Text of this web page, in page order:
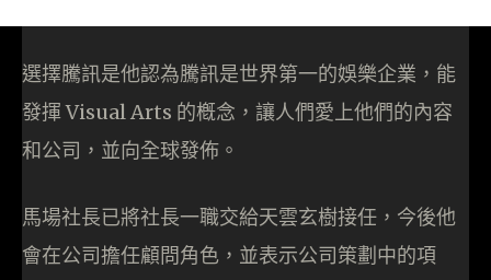
選擇騰訊是他認為騰訊是世界第一的娛樂企業，能
發揮 Visual Arts 的槪念，讓人們愛上他們的內容
和公司，並向全球發佈。
馬場社長已將社長一職交給天雲玄樹接任，今後他
會在公司擔任顧問角色，並表示公司策劃中的項